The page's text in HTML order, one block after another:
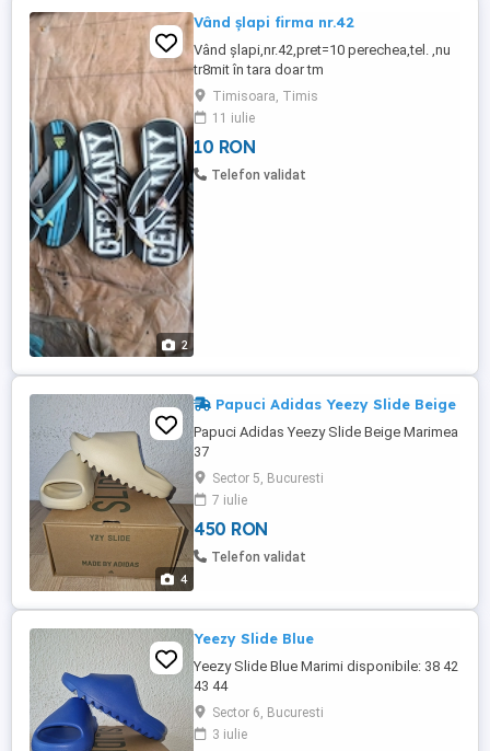
2
Vând șlapi firma nr.42
Vând șlapi,nr.42,pret=10 perechea,tel. ,nu
tr8mit în tara doar tm
Timisoara, Timis
11 iulie
10 RON
Telefon validat
4
Papuci Adidas Yeezy Slide Beige
Papuci Adidas Yeezy Slide Beige Marimea
37
Sector 5, Bucuresti
7 iulie
450 RON
Telefon validat
Yeezy Slide Blue
Yeezy Slide Blue Marimi disponibile: 38 42
43 44
Sector 6, Bucuresti
3 iulie